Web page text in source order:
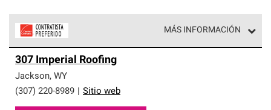
MÁS INFORMACIÓN
parte de una red exclusiva de profesionales de techos
que cumplen con altos estándares y requisitos estrictos
de profesionalismo y confiabilidad.
307 Imperial Roofing
Jackson, WY
(307) 220-8989
Sitio web